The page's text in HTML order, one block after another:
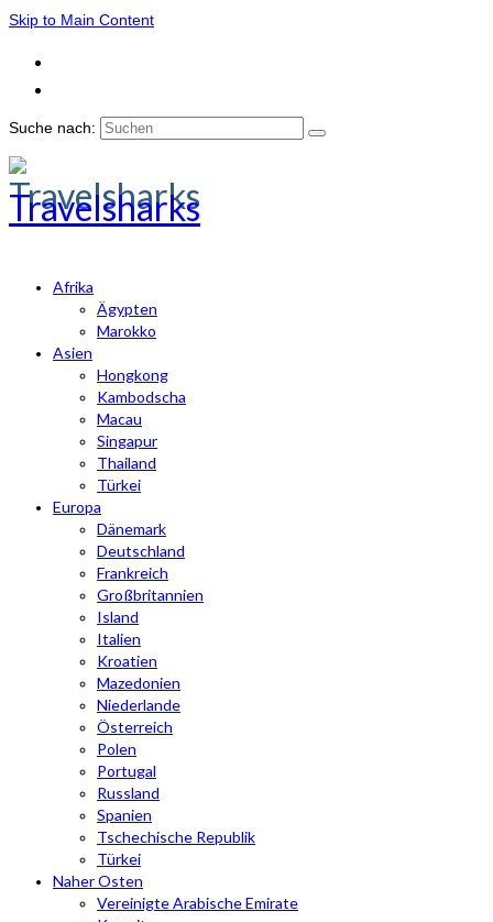
Skip to Main Content
Suche nach:
Travelsharks
Afrika
Ägypten
Marokko
Asien
Hongkong
Kambodscha
Macau
Singapur
Thailand
Türkei
Europa
Dänemark
Deutschland
Frankreich
Großbritannien
Island
Italien
Kroatien
Mazedonien
Niederlande
Österreich
Polen
Portugal
Russland
Spanien
Tschechische Republik
Türkei
Naher Osten
Vereinigte Arabische Emirate